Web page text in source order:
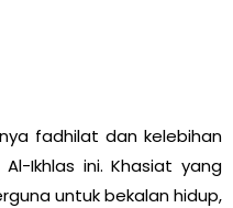
fadhilat dan kelebihan
Ikhlas ini. Khasiat yang
untuk bekalan hidup,